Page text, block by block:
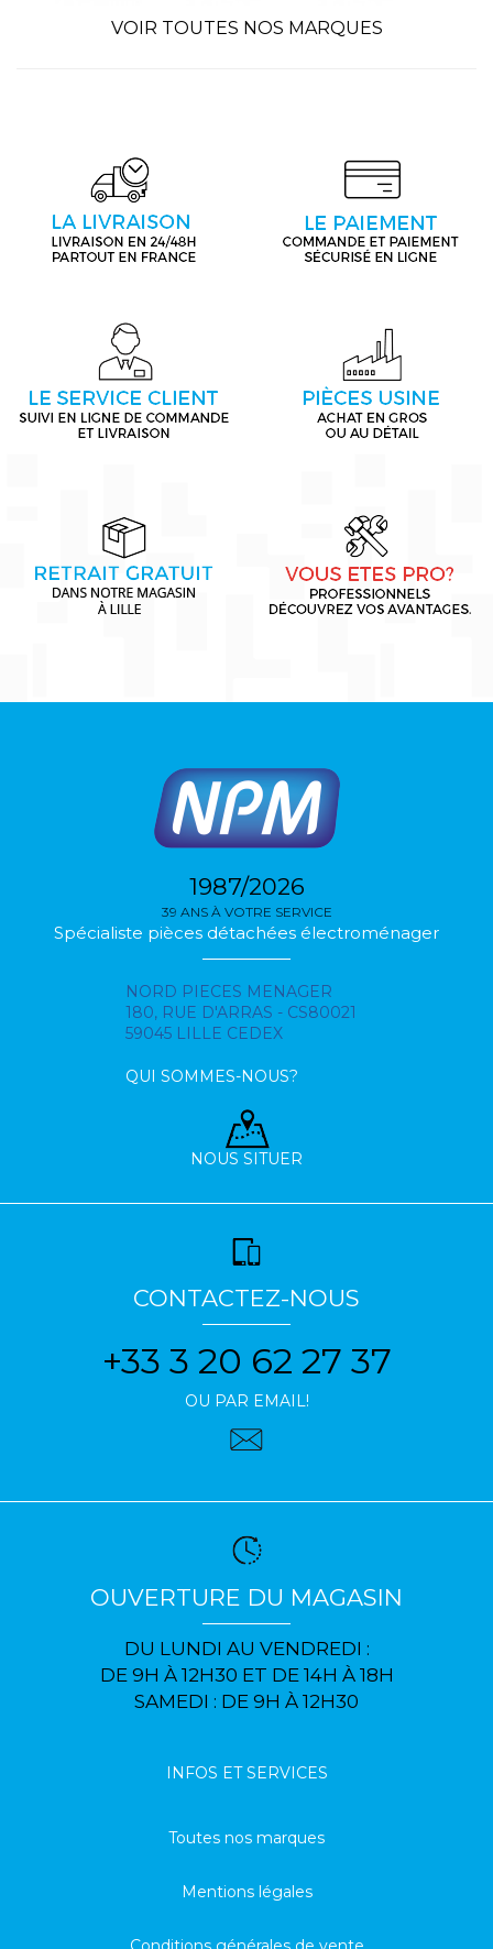
VOIR TOUTES NOS MARQUES
1987/2026
39 ANS À VOTRE SERVICE
Spécialiste pièces détachées électroménager
NORD PIECES MENAGER
180, RUE D'ARRAS - CS80021
59045 LILLE CEDEX
QUI SOMMES-NOUS?
NOUS SITUER
CONTACTEZ-NOUS
+33 3 20 62 27 37
OU PAR EMAIL!
OUVERTURE DU MAGASIN
DU LUNDI AU VENDREDI :
DE 9H À 12H30 ET DE 14H À 18H
SAMEDI : DE 9H À 12H30
INFOS ET SERVICES
Toutes nos marques
Mentions légales